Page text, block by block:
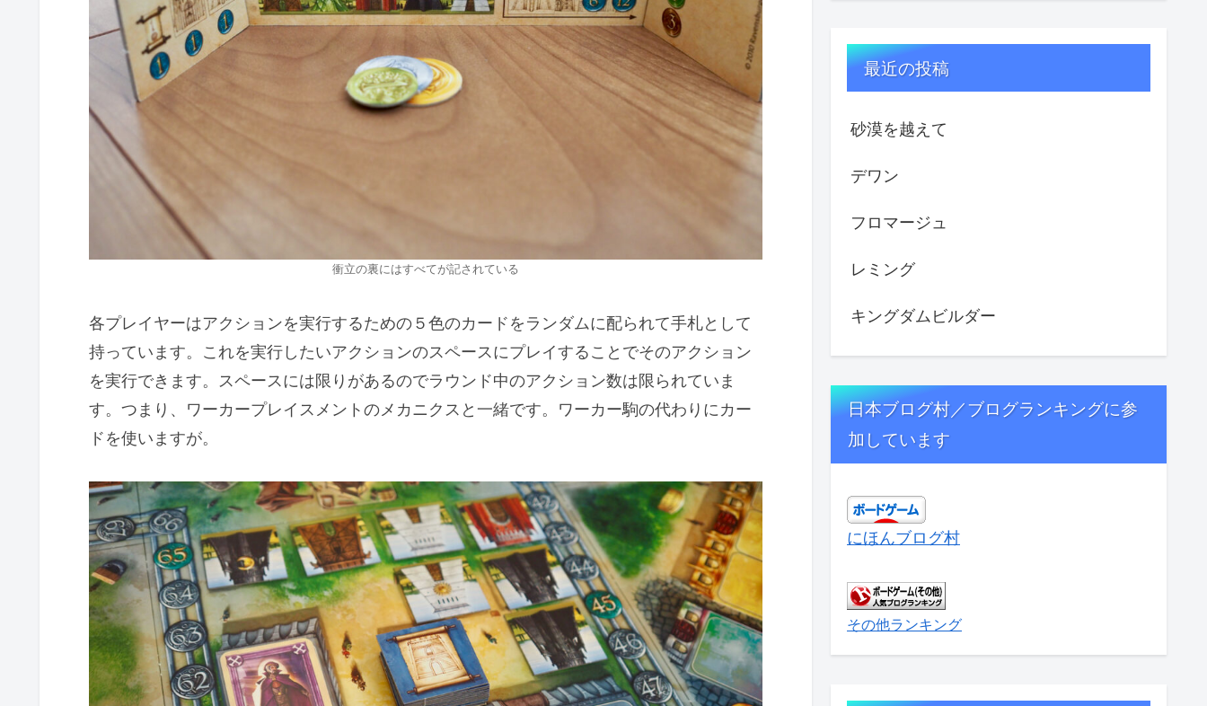
衝立の裏にはすべてが記されている
各プレイヤーはアクションを実行するための５色のカードをランダムに配られて手札として
持っています。これを実行したいアクションのスペースにプレイすることでそのアクション
を実行できます。スペースには限りがあるのでラウンド中のアクション数は限られていま
す。つまり、ワーカープレイスメントのメカニクスと一緒です。ワーカー駒の代わりにカー
ドを使いますが。
最近の投稿
砂漠を越えて
デワン
フロマージュ
レミング
キングダムビルダー
日本ブログ村／ブログランキングに参
加しています
にほんブログ村
その他ランキング